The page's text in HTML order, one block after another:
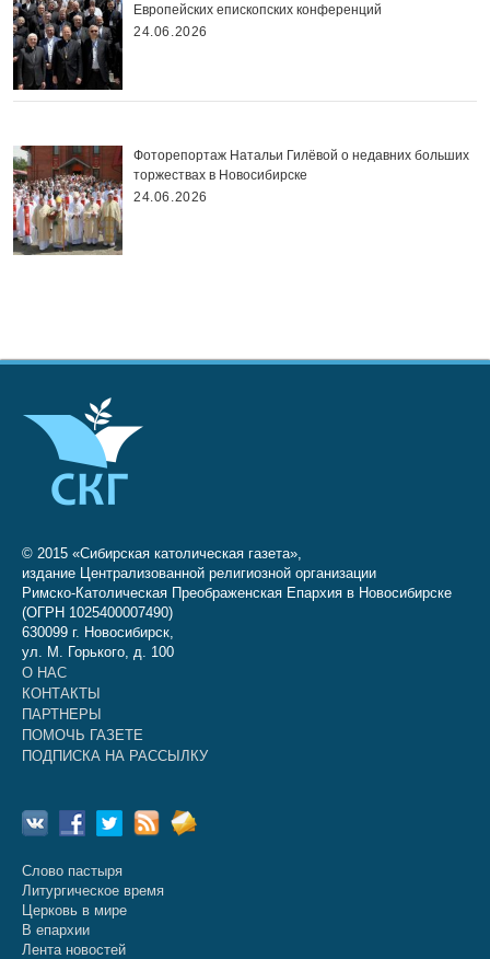
Европейских епископских конференций
24.06.2026
Фоторепортаж Натальи Гилёвой о недавних больших
торжествах в Новосибирске
24.06.2026
© 2015 «Сибирская католическая газета»,
издание Централизованной религиозной организации
Римско-Католическая Преображенская Епархия в Новосибирске
(ОГРН 1025400007490)
630099 г. Новосибирск,
ул. М. Горького, д. 100
О НАС
КОНТАКТЫ
ПАРТНЕРЫ
ПОМОЧЬ ГАЗЕТЕ
ПОДПИСКА НА РАССЫЛКУ
Слово пастыря
Литургическое время
Церковь в мире
В епархии
Лента новостей